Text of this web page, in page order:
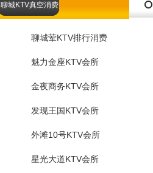
聊城KTV真空消费
聊城荤KTV排行消费
魅力金座KTV会所
金夜商务KTV会所
发现王国KTV会所
外滩10号KTV会所
星光大道KTV会所